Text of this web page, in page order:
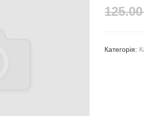
Категорія: